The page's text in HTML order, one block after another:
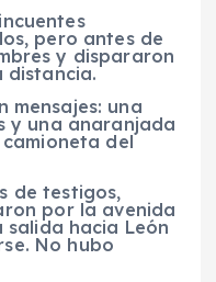
, pero antes de
y dispararon
distancia.
mensajes: una
y una anaranjada
del
de testigos,
por la avenida
salida hacia León
No hubo